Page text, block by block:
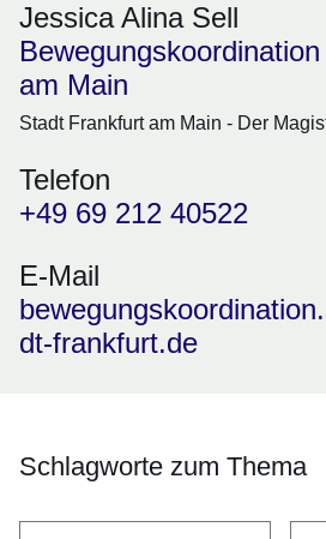
Jessica Alina Sell
am Main
Stadt Frankfurt am Main - Der
Telefon
+49 69 212 40522
E-Mail
dt-frankfurt.de
Schlagworte zum Thema